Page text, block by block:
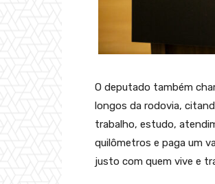
O deputado também
longos da rodovia,
trabalho, estudo,
quilômetros e paga um
justo com quem vive e